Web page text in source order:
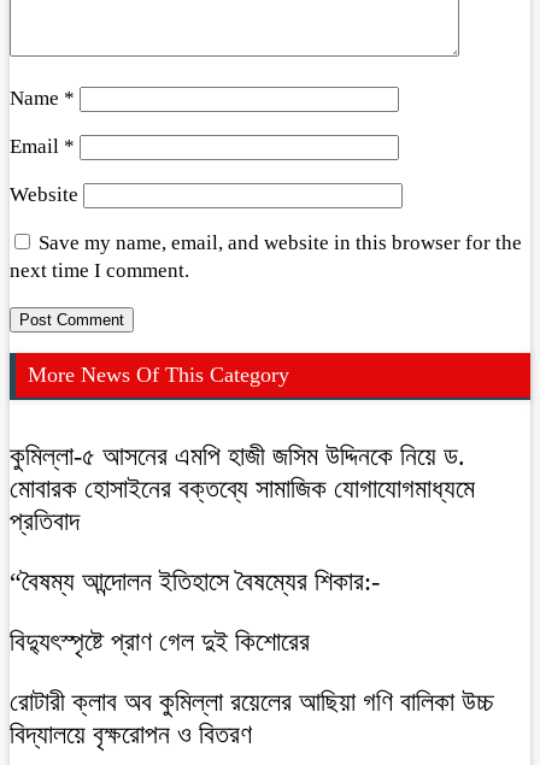
Name *
Email *
Website
Save my name, email, and website in this browser for the
next time I comment.
More News Of This Category
কুমিল্লা-৫ আসনের এমপি হাজী জসিম উদ্দিনকে নিয়ে ড.
মোবারক হোসাইনের বক্তব্যে সামাজিক যোগাযোগমাধ্যমে
প্রতিবাদ
“বৈষম্য আন্দোলন ইতিহাসে বৈষম্যের শিকার:-
বিদ্যুৎস্পৃষ্টে প্রাণ গেল দুই কিশোরের
রোটারী ক্লাব অব কুমিল্লা রয়েলের আছিয়া গণি বালিকা উচ্চ
বিদ্যালয়ে বৃক্ষরোপন ও বিতরণ